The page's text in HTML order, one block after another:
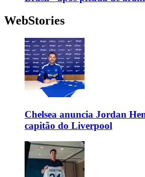
WebStories
Chelsea anuncia Jordan
capitão do Liverpool